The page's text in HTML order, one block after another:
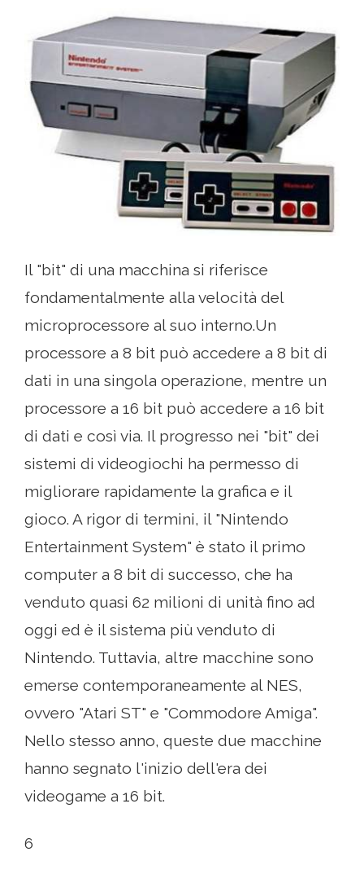
Il "bit" di una macchina si riferisce
fondamentalmente alla velocità del
microprocessore al suo interno.Un
processore a 8 bit può accedere a 8 bit di
dati in una singola operazione, mentre un
processore a 16 bit può accedere a 16 bit
di dati e così via. Il progresso nei "bit" dei
sistemi di videogiochi ha permesso di
migliorare rapidamente la grafica e il
gioco. A rigor di termini, il "Nintendo
Entertainment System" è stato il primo
computer a 8 bit di successo, che ha
venduto quasi 62 milioni di unità fino ad
oggi ed è il sistema più venduto di
Nintendo. Tuttavia, altre macchine sono
emerse contemporaneamente al NES,
ovvero "Atari ST" e "Commodore Amiga".
Nello stesso anno, queste due macchine
hanno segnato l'inizio dell'era dei
videogame a 16 bit.
6